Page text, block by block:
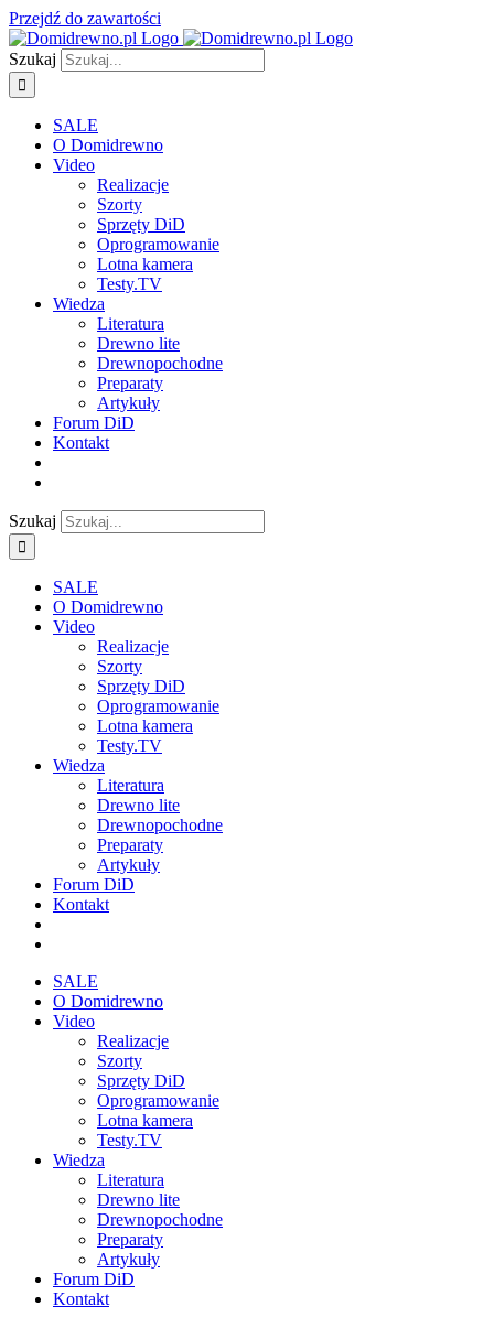
Przejdź do zawartości
Szukaj
SALE
O Domidrewno
Video
Realizacje
Szorty
Sprzęty DiD
Oprogramowanie
Lotna kamera
Testy.TV
Wiedza
Literatura
Drewno lite
Drewnopochodne
Preparaty
Artykuły
Forum DiD
Kontakt
Szukaj
SALE
O Domidrewno
Video
Realizacje
Szorty
Sprzęty DiD
Oprogramowanie
Lotna kamera
Testy.TV
Wiedza
Literatura
Drewno lite
Drewnopochodne
Preparaty
Artykuły
Forum DiD
Kontakt
SALE
O Domidrewno
Video
Realizacje
Szorty
Sprzęty DiD
Oprogramowanie
Lotna kamera
Testy.TV
Wiedza
Literatura
Drewno lite
Drewnopochodne
Preparaty
Artykuły
Forum DiD
Kontakt